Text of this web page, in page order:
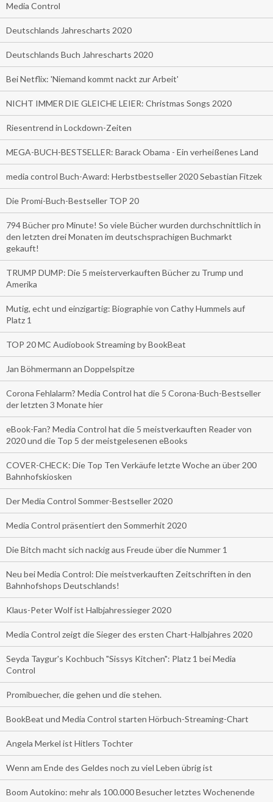
Media Control
Deutschlands Jahrescharts 2020
Deutschlands Buch Jahrescharts 2020
Bei Netflix: 'Niemand kommt nackt zur Arbeit'
NICHT IMMER DIE GLEICHE LEIER: Christmas Songs 2020
Riesentrend in Lockdown-Zeiten
MEGA-BUCH-BESTSELLER: Barack Obama - Ein verheißenes Land
media control Buch-Award: Herbstbestseller 2020 Sebastian Fitzek
Die Promi-Buch-Bestseller TOP 20
794 Bücher pro Minute! So viele Bücher wurden durchschnittlich in
den letzten drei Monaten im deutschsprachigen Buchmarkt
gekauft!
TRUMP DUMP: Die 5 meisterverkauften Bücher zu Trump und
Amerika
Mutig, echt und einzigartig: Biographie von Cathy Hummels auf
Platz 1
TOP 20 MC Audiobook Streaming by BookBeat
Jan Böhmermann an Doppelspitze
Corona Fehlalarm? Media Control hat die 5 Corona-Buch-Bestseller
der letzten 3 Monate hier
eBook-Fan? Media Control hat die 5 meistverkauften Reader von
2020 und die Top 5 der meistgelesenen eBooks
COVER-CHECK: Die Top Ten Verkäufe letzte Woche an über 200
Bahnhofskiosken
Der Media Control Sommer-Bestseller 2020
Media Control präsentiert den Sommerhit 2020
Die Bitch macht sich nackig aus Freude über die Nummer 1
Neu bei Media Control: Die meistverkauften Zeitschriften in den
Bahnhofshops Deutschlands!
Klaus-Peter Wolf ist Halbjahressieger 2020
Media Control zeigt die Sieger des ersten Chart-Halbjahres 2020
Seyda Taygur's Kochbuch "Sissys Kitchen": Platz 1 bei Media
Control
Promibuecher, die gehen und die stehen.
BookBeat und Media Control starten Hörbuch-Streaming-Chart
Angela Merkel ist Hitlers Tochter
Wenn am Ende des Geldes noch zu viel Leben übrig ist
Boom Autokino: mehr als 100.000 Besucher letztes Wochenende